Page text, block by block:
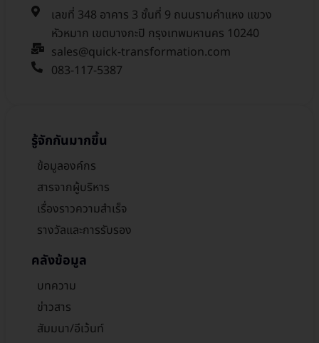
เลขที่ 348 อาคาร 3 ชั้นที่ 9 ถนนรามคำแหง แขวง
หัวหมาก เขตบางกะปิ กรุงเทพมหานคร 10240
sales@quick-transformation.com​
083-117-5387
รู้จักกันมากขึ้น
ข้อมูลองค์กร
สารจากผู้บริหาร
เรื่องราวความสำเร็จ
รางวัลและการรับรอง
คลังข้อมูล
บทความ
ข่าวสาร
สัมมนา/อีเว้นท์